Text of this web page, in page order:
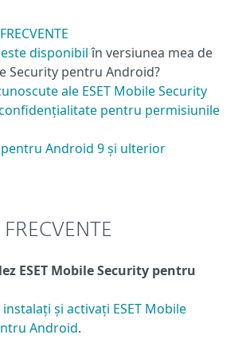
disponibilîn versiunea mea de
Security pentru Android?
ale ESET Mobile Security
pentru permisiunile
Android 9 și ulterior
FRECVENTE
ESET Mobile Security pentru
și activați ESET Mobile
Android.